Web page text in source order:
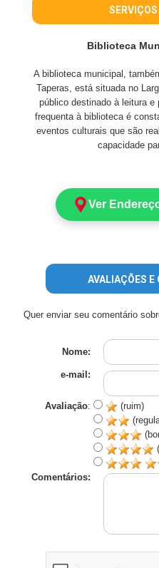
Biblioteca
A biblioteca municipal,
Taperas, está situada no
público destinado à leitura e
frequenta à biblioteca é
eventos culturais que são
capacidade
Ver
AVALIAÇÕES
Quer enviar seu comentário
Nome:
e-mail:
Avaliação:
(ruim)
Comentários: